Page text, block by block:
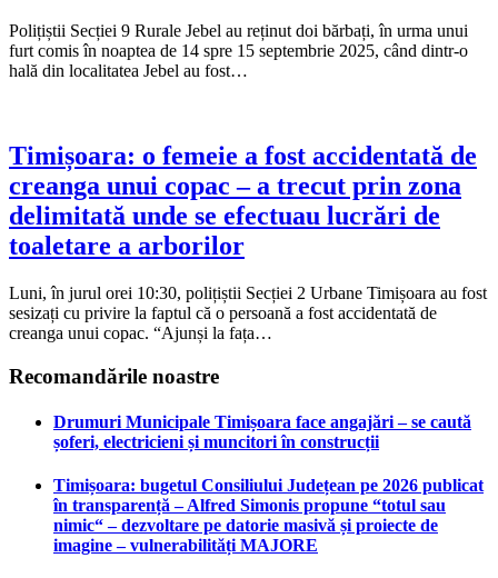
Polițiștii Secției 9 Rurale Jebel au reținut doi bărbați, în urma unui
furt comis în noaptea de 14 spre 15 septembrie 2025, când dintr-o
hală din localitatea Jebel au fost…
Timișoara: o femeie a fost accidentată de
creanga unui copac – a trecut prin zona
delimitată unde se efectuau lucrări de
toaletare a arborilor
Luni, în jurul orei 10:30, polițiștii Secției 2 Urbane Timișoara au fost
sesizați cu privire la faptul că o persoană a fost accidentată de
creanga unui copac. “Ajunși la fața…
Recomandările noastre
Drumuri Municipale Timișoara face angajări – se caută
șoferi, electricieni și muncitori în construcții
Timișoara: bugetul Consiliului Județean pe 2026 publicat
în transparență – Alfred Simonis propune “totul sau
nimic“ – dezvoltare pe datorie masivă și proiecte de
imagine – vulnerabilități MAJORE